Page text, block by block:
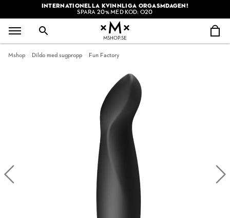
INTERNATIONELLA KVINNLIGA ORGASMDAGEN!
SPARA 20% MED KOD: O20
MSHOP.SE
Mshop Dildo med sugpropp Fun Factory